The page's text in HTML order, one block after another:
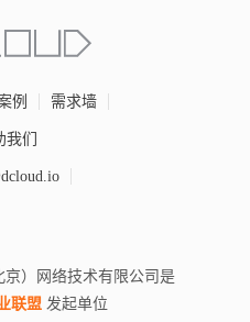
例 需求墙
我们
京）网络技术有限公司是
联盟发起单位